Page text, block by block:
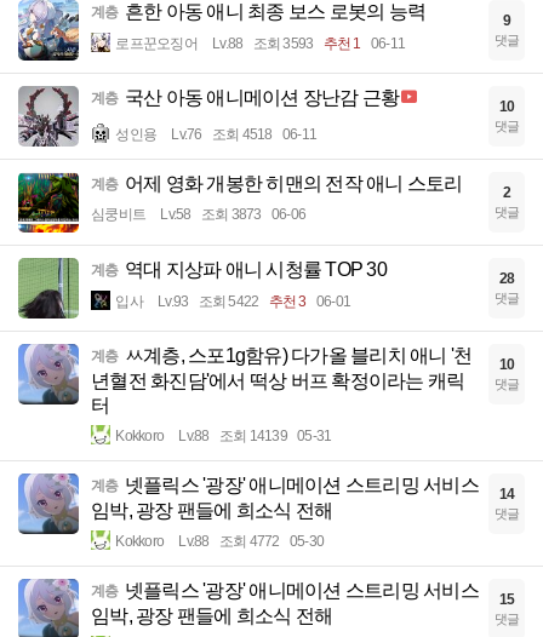
계층 흔한 아동 애니 최종 보스 로봇의 능력
로프꾼오징어 Lv.88 조회 3593 추천 1 06-11
9
댓글
계층 국산 아동 애니메이션 장난감 근황
성인용 Lv.76 조회 4518 06-11
10
댓글
계층 어제 영화 개봉한 히맨의 전작 애니 스토리
심쿵비트 Lv.58 조회 3873 06-06
2
댓글
계층 역대 지상파 애니 시청률 TOP 30
입사 Lv.93 조회 5422 추천 3 06-01
28
댓글
계층 ㅆ계층, 스포1g함유) 다가올 블리치 애니 '천
년혈전 화진담'에서 떡상 버프 확정이라는 캐릭
터
Kokkoro Lv.88 조회 14139 05-31
10
댓글
계층 넷플릭스 '광장' 애니메이션 스트리밍 서비스
임박, 광장 팬들에 희소식 전해
Kokkoro Lv.88 조회 4772 05-30
14
댓글
계층 넷플릭스 '광장' 애니메이션 스트리밍 서비스
임박, 광장 팬들에 희소식 전해
15
댓글